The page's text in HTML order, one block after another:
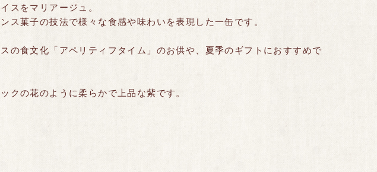
スをマリアージュ。
ス菓子の技法で様々な食感や味わいを表現した一缶です。
の食文化「アペリティフタイム」のお供や、夏季のギフトにおすすめで
クの花のように柔らかで上品な紫です。